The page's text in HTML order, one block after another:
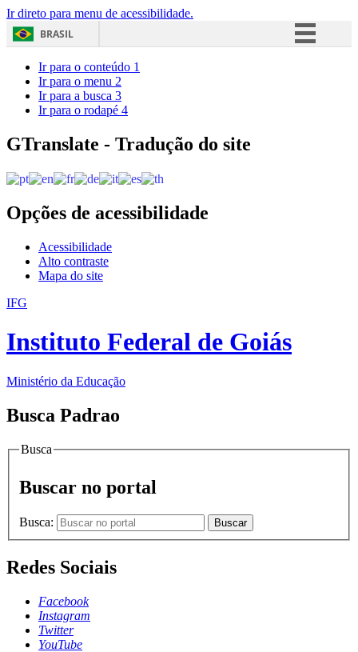
Ir direto para menu de acessibilidade.
BRASIL
Acesso à informação
Ir para o conteúdo 1
Ir para o menu 2
Ir para a busca 3
Ir para o rodapé 4
GTranslate - Tradução do site
Opções de acessibilidade
Acessibilidade
Alto contraste
Mapa do site
IFG
Instituto Federal de Goiás
Ministério da Educação
Busca Padrao
Busca
Buscar no portal
Busca: Buscar
Redes Sociais
Facebook
Instagram
Twitter
YouTube